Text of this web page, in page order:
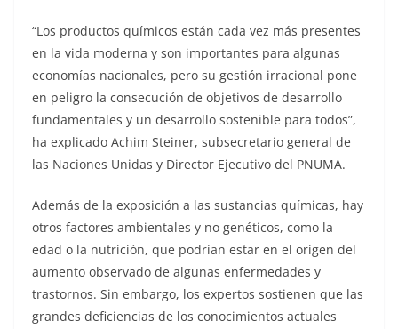
“Los productos químicos están cada vez más presentes
en la vida moderna y son importantes para algunas
economías nacionales, pero su gestión irracional pone
en peligro la consecución de objetivos de desarrollo
fundamentales y un desarrollo sostenible para todos”,
ha explicado Achim Steiner, subsecretario general de
las Naciones Unidas y Director Ejecutivo del PNUMA.
Además de la exposición a las sustancias químicas, hay
otros factores ambientales y no genéticos, como la
edad o la nutrición, que podrían estar en el origen del
aumento observado de algunas enfermedades y
trastornos. Sin embargo, los expertos sostienen que las
grandes deficiencias de los conocimientos actuales